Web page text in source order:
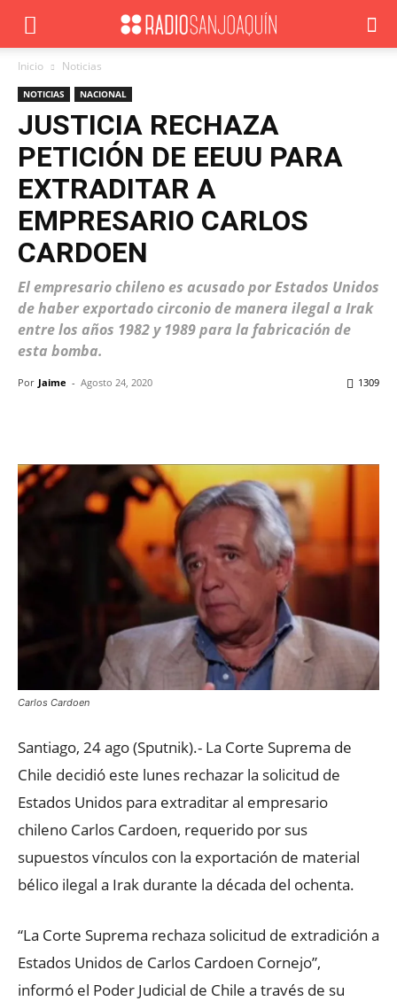
Inicio Noticias
NOTICIAS NACIONAL
JUSTICIA RECHAZA
PETICIÓN DE EEUU PARA
EXTRADITAR A
EMPRESARIO CARLOS
CARDOEN
El empresario chileno es acusado por Estados Unidos
de haber exportado circonio de manera ilegal a Irak
entre los años 1982 y 1989 para la fabricación de
esta bomba.
Por Jaime - Agosto 24, 2020 1309
Carlos Cardoen
Santiago, 24 ago (Sputnik).- La Corte Suprema de
Chile decidió este lunes rechazar la solicitud de
Estados Unidos para extraditar al empresario
chileno Carlos Cardoen, requerido por sus
supuestos vínculos con la exportación de material
bélico ilegal a Irak durante la década del ochenta.
“La Corte Suprema rechaza solicitud de extradición a
Estados Unidos de Carlos Cardoen Cornejo”,
informó el Poder Judicial de Chile a través de su